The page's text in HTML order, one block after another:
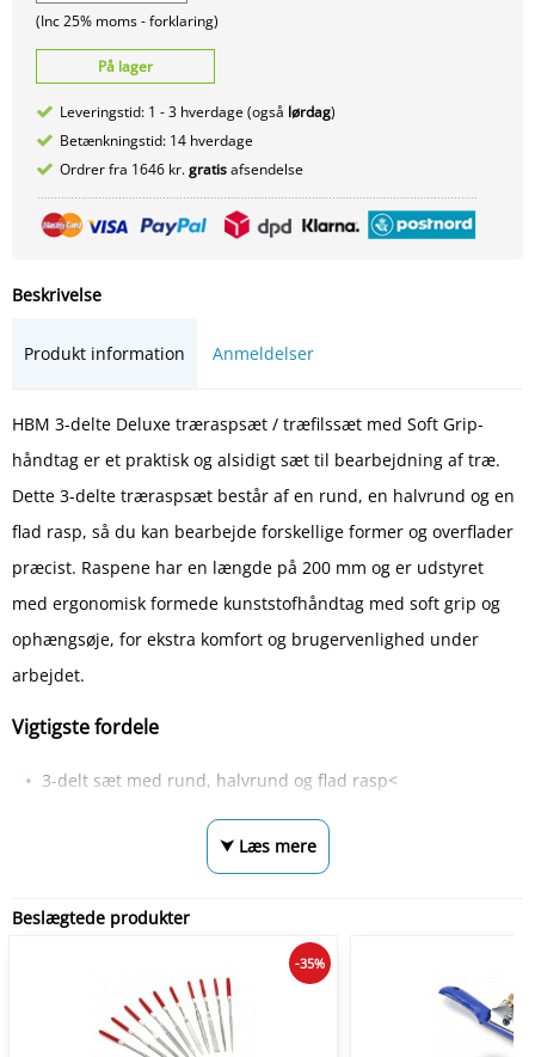
(Inc 25% moms -forklaring)
På lager
Leveringstid: 1 - 3 hverdage (også lørdag)
Betænkningstid: 14 hverdage
Ordrer fra 1646 kr.gratisafsendelse
Beskrivelse
Produkt information Anmeldelser
HBM 3-delte Deluxe træraspsæt / træfilssæt med Soft Grip-
håndtag er et praktisk og alsidigt sæt til bearbejdning af træ.
Dette 3-delte træraspsæt består af en rund, en halvrund og en
flad rasp, så du kan bearbejde forskellige former og overflader
præcist. Raspene har en længde på 200 mm og er udstyret
med ergonomisk formede kunststofhåndtag med soft grip og
ophængsøje, for ekstra komfort og brugervenlighed under
arbejdet.
Vigtigste fordele
3-delt sæt med rund, halvrund og flad rasp<
⮟ Læs mere
Beslægtede produkter
-35%